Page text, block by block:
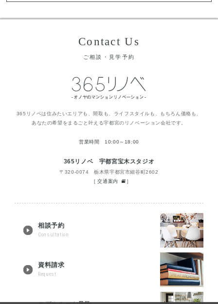
Contact Us
ご相談・見学予約
365リノベは住みたいエリアも、間取も、ライフスタイルも、もちろん価格も、
あなたの希望をまるごと叶える宇都宮のリノベーション会社です。
営業時間 10:00～18:00
365リノベ 宇都宮宝木スタジオ
〒320-0074 栃木県宇都宮市細谷町2602
[交通案内 ]
相談予約
Consultation
資料請求
Request